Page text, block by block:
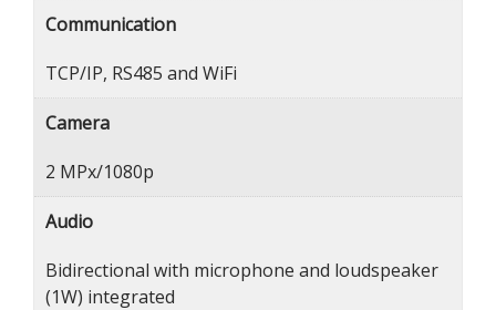
Communication
TCP/IP, RS485 and WiFi
Camera
2 MPx/1080p
Audio
Bidirectional with microphone and loudspeaker
(1W) integrated